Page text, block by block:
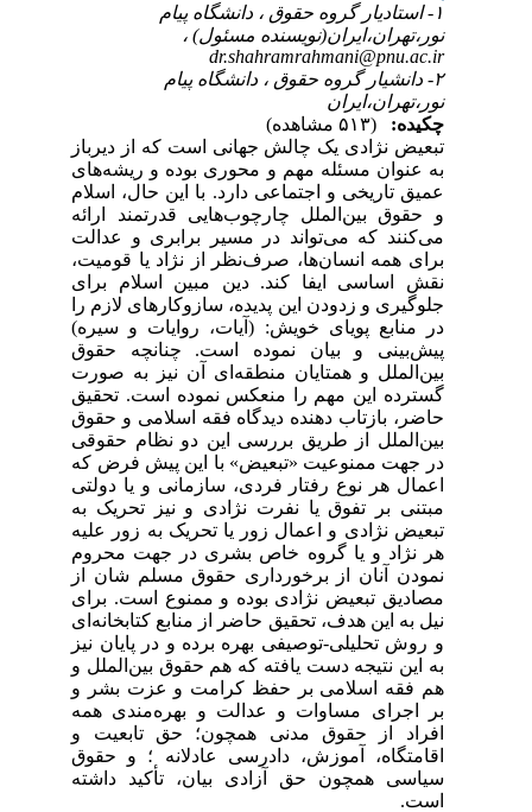
۱- استادیار گروه حقوق ، دانشگاه پیام
نور،تهران،ایران(نویسنده مسئول) ،
dr.shahramrahmani@pnu.ac.ir
۲- دانشیار گروه حقوق ، دانشگاه پیام
نور،تهران،ایران
چکیده:
تبعیض نژادی یک چالش جهانی است که از دیرباز
به عنوان مسئله مهم و محوری بوده و ریشه‌های
عمیق تاریخی و اجتماعی دارد. با این حال، اسلام
و حقوق بین‌الملل چارچوب‌هایی قدرتمند ارائه
می‌کنند که می‌تواند در مسیر برابری و عدالت
برای همه انسان‌ها، صرف‌نظر از نژاد یا قومیت،
نقش اساسی ایفا کند. دین مبین اسلام برای
جلوگیری و زدودن این پدیده، سازوکارهای لازم را
در منابع پویای خویش: (آیات، روایات و سیره)
پیش‌بینی و بیان نموده است. چنانچه حقوق
بین‌الملل و همتایان منطقه‌ای آن نیز به صورت
گسترده این مهم را منعکس نموده است. تحقیق
حاضر، بازتاب دهنده دیدگاه فقه اسلامی و حقوق
بین‌الملل از طریق بررسی این دو نظام حقوقی
در جهت ممنوعیت «تبعیض» با این پیش فرض که
اعمال هر نوع رفتار فردی، سازمانی و یا دولتی
مبتنی بر تفوق یا نفرت نژادی و نیز تحریک به
تبعیض نژادی و اعمال زور یا تحریک به زور علیه
هر نژاد و یا گروه خاص بشری در جهت محروم
نمودن آنان از برخورداری حقوق مسلم شان از
مصادیق تبعیض نژادی بوده و ممنوع است. برای
نیل به این هدف، تحقیق حاضر از منابع کتابخانه‌ای
و روش تحلیلی-توصیفی بهره برده و در پایان نیز
به این نتیجه دست یافته که هم حقوق بین‌الملل و
هم فقه اسلامی بر حفظ کرامت و عزت بشر و
بر اجرای مساوات و عدالت و بهره‌مندی همه
افراد از حقوق مدنی همچون؛ حق تابعیت و
اقامتگاه، آموزش، دادرسی عادلانه ؛ و حقوق
سیاسی همچون حق آزادی بیان، تأکید داشته
است.